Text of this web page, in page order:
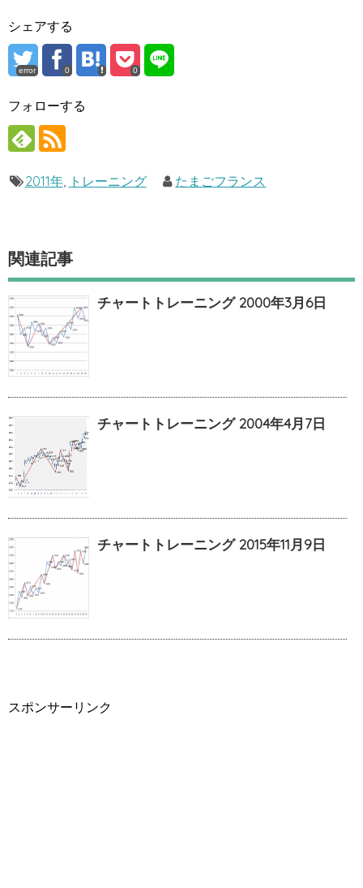
シェアする
error 0 0
フォローする
2011年, トレーニング たまごフランス
関連記事
チャートトレーニング 2000年3月6日
チャートトレーニング 2004年4月7日
チャートトレーニング 2015年11月9日
スポンサーリンク